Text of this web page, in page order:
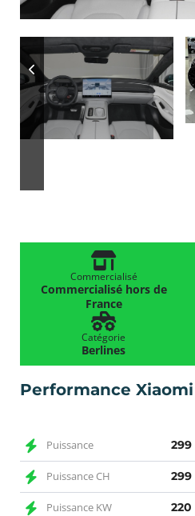
Commercialisé
Commercialisé hors de
France
Catégorie
Berlines
Performance Xiaomi
Puissance
Puissance CH 299
Puissance KW